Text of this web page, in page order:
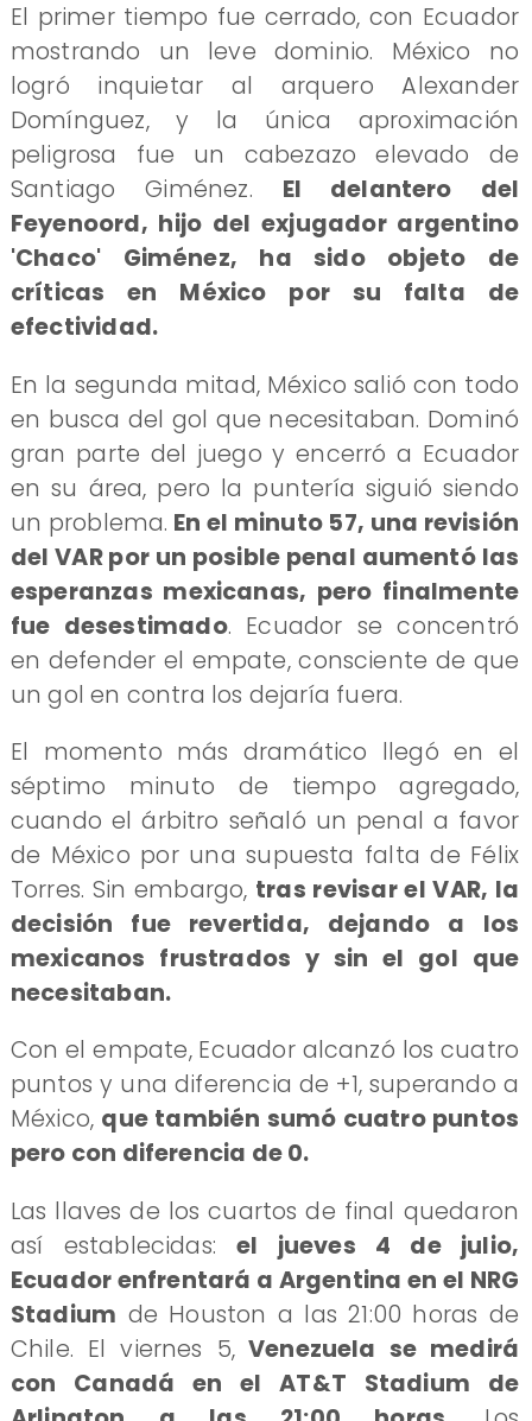
El primer tiempo fue cerrado, con Ecuador
mostrando un leve dominio. México no
logró inquietar al arquero Alexander
Domínguez, y la única aproximación
peligrosa fue un cabezazo elevado de
Santiago Giménez. El delantero del
Feyenoord, hijo del exjugador argentino
'Chaco' Giménez, ha sido objeto de
críticas en México por su falta de
efectividad.
En la segunda mitad, México salió con todo
en busca del gol que necesitaban. Dominó
gran parte del juego y encerró a Ecuador
en su área, pero la puntería siguió siendo
un problema. En el minuto 57, una revisión
del VAR por un posible penal aumentó las
esperanzas mexicanas, pero finalmente
fue desestimado. Ecuador se concentró
en defender el empate, consciente de que
un gol en contra los dejaría fuera.
El momento más dramático llegó en el
séptimo minuto de tiempo agregado,
cuando el árbitro señaló un penal a favor
de México por una supuesta falta de Félix
Torres. Sin embargo, tras revisar el VAR, la
decisión fue revertida, dejando a los
mexicanos frustrados y sin el gol que
necesitaban.
Con el empate, Ecuador alcanzó los cuatro
puntos y una diferencia de +1, superando a
México, que también sumó cuatro puntos
pero con diferencia de 0.
Las llaves de los cuartos de final quedaron
así establecidas:el jueves 4 de julio,
Ecuador enfrentará a Argentina en el NRG
Stadium de Houston a las 21:00 horas de
Chile. El viernes 5, Venezuela se medirá
con Canadá en el AT&T Stadium de